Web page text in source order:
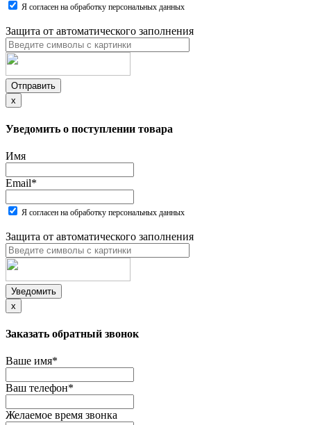
Я согласен на обработку персональных данных
Защита от автоматического заполнения
Отправить
x
Уведомить о поступлении товара
Имя
Email*
Я согласен на обработку персональных данных
Защита от автоматического заполнения
Уведомить
x
Заказать обратный звонок
Ваше имя*
Ваш телефон*
Желаемое время звонка